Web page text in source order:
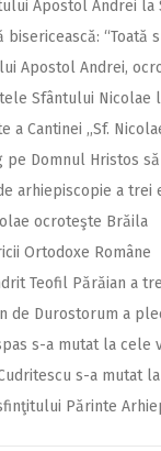
Apostol Andrei la
bisericească: “Toată
Apostol Andrei,
Sfântului Nicolae
a Cantinei ,,Sf.
pe Domnul Hristos
arhiepiscopie a
ocroteşte Brăila
Ortodoxe Române
Teofil Părăian a
de Durostorum a
s-a mutat la cele
s-a mutat
Părinte